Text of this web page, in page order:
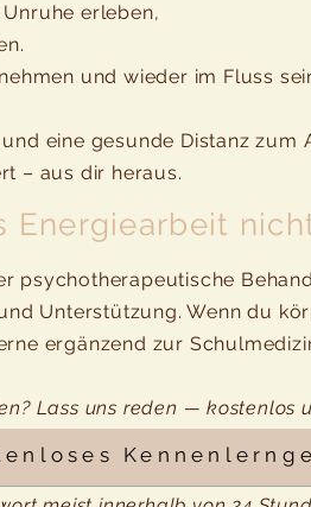
Lass uns reden — kostenlos
erleben,
und wieder im Fluss
eine gesunde Distanz
– aus dir heraus.
psychotherapeutische
Unterstützung. Wenn du
ergänzend zur
Energiearbeit